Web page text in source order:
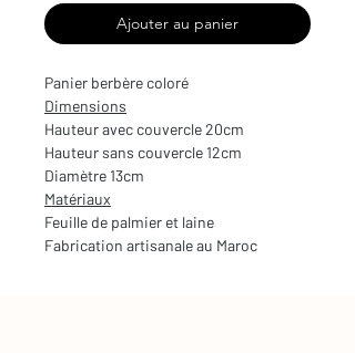
Ajouter au panier
Panier berbère coloré
Dimensions
Hauteur avec couvercle 20cm
Hauteur sans couvercle 12cm
Diamètre 13cm
Matériaux
Feuille de palmier et laine
Fabrication artisanale au Maroc